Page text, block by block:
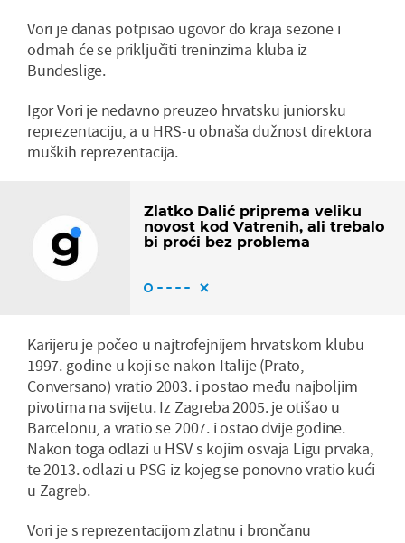
Vori je danas potpisao ugovor do kraja sezone i
odmah će se priključiti treninzima kluba iz
Bundeslige.
Igor Vori je nedavno preuzeo hrvatsku juniorsku
reprezentaciju, a u HRS-u obnaša dužnost direktora
muških reprezentacija.
Zlatko Dalić priprema veliku
novost kod Vatrenih, ali trebalo
bi proći bez problema
Karijeru je počeo u najtrofejnijem hrvatskom klubu
1997. godine u koji se nakon Italije (Prato,
Conversano) vratio 2003. i postao među najboljim
pivotima na svijetu. Iz Zagreba 2005. je otišao u
Barcelonu, a vratio se 2007. i ostao dvije godine.
Nakon toga odlazi u HSV s kojim osvaja Ligu prvaka,
te 2013. odlazi u PSG iz kojeg se ponovno vratio kući
u Zagreb.
Vori je s reprezentacijom zlatnu i brončanu